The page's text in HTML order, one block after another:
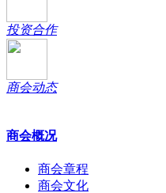
投资合作
商会动态
商会概况
商会章程
商会文化